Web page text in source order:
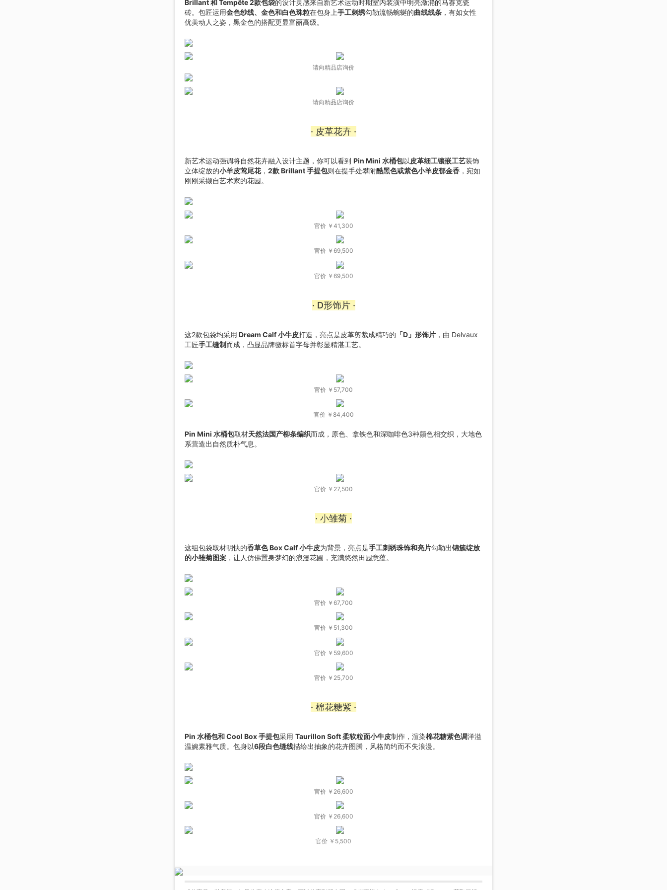
Brillant 和 Tempête 2款包袋的设计灵感来自新艺术运动时期室内装潢中明亮潋滟的马赛克瓷
砖。包匠运用金色纱线、金色和白色珠粒在包身上手工刺绣勾勒流畅蜿蜒的曲线线条 ，有如女性
优美动人之姿，黑金色的搭配更显富丽高级。
请向精品店询价
请向精品店询价
· 皮革花卉 ·
新艺术运动强调将自然花卉融入设计主题，你可以看到 Pin Mini 水桶包以 皮革细工镶嵌工艺装饰
立体绽放的小羊皮莺尾花， 2款 Brillant 手提包则在提手处攀附酷黑色或紫色小羊皮郁金香 ，宛如
刚刚采撷自艺术家的花园。
官价 ￥41,300
官价 ￥69,500
官价 ￥69,500
· D形饰片 ·
这2款包袋均采用 Dream Calf 小牛皮打造，亮点是皮革剪裁成精巧的 「D」形饰片 ，由 Delvaux
工匠手工缝制而成，凸显品牌徽标首字母并彰显精湛工艺。
官价 ￥57,700
官价 ￥84,400
Pin Mini 水桶包取材天然法国产柳条编织而成，原色、拿铁色和深咖啡色3种颜色相交织，大地色
系营造出自然质朴气息。
官价 ￥27,500
· 小雏菊 ·
这组包袋取材明快的香草色 Box Calf 小牛皮为背景，亮点是手工刺绣珠饰和亮片勾勒出锦簇绽放
的小雏菊图案 ，让人仿佛置身梦幻的浪漫花圃，充满悠然田园意蕴。
官价 ￥67,700
官价 ￥51,300
官价 ￥59,600
官价 ￥25,700
· 棉花糖紫 ·
Pin 水桶包和 Cool Box 手提包采用 Taurillon Soft 柔软粒面小牛皮制作，渲染棉花糖紫色调洋溢
温婉素雅气质。包身以6段白色缝线描绘出抽象的花卉图腾，风格简约而不失浪漫。
官价 ￥26,600
官价 ￥26,600
官价 ￥5,500